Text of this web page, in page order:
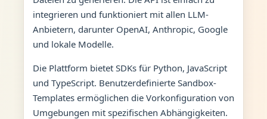
integrieren und funktioniert mit allen LLM-
Anbietern, darunter OpenAI, Anthropic, Google
und lokale Modelle.
Die Plattform bietet SDKs für Python, JavaScript
und TypeScript. Benutzerdefinierte Sandbox-
Templates ermöglichen die Vorkonfiguration von
Umgebungen mit spezifischen Abhängigkeiten.